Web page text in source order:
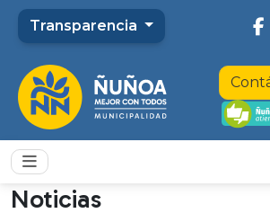
Transparencia
Noticias